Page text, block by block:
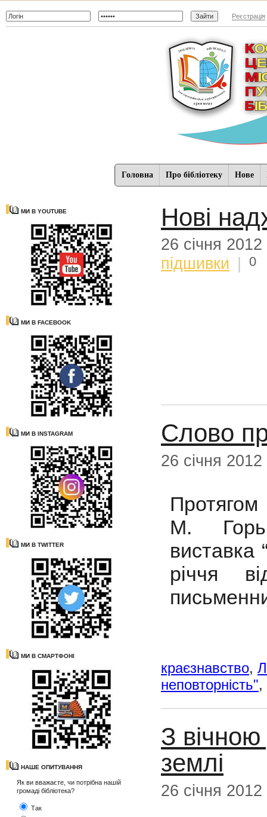
Реєстрація
Головна Про бібліотеку Нове
МИ В YOUTUBE
МИ В FACEBOOK
МИ В INSTAGRAM
МИ В TWITTER
МИ В СМАРТФОНІ
НАШЕ ОПИТУВАННЯ
Як ви вважаєте, чи потрібна нашій
громаді бібліотека?
Так
Нові
26 січня 2012
підшивки
0
Слово
26 січня 2012
М.
виставка
річчя
краєзнавство,
неповторність",
З
землі
26 січня 2012